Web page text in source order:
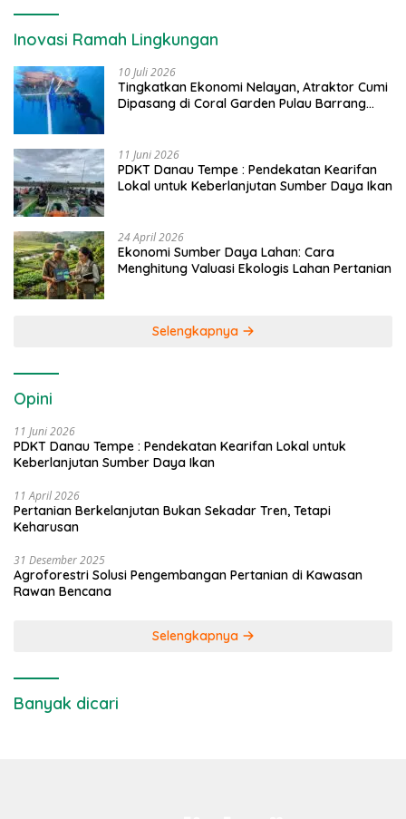
Inovasi Ramah Lingkungan
10 Juli 2026
Tingkatkan Ekonomi Nelayan, Atraktor Cumi
Dipasang di Coral Garden Pulau Barrang
11 Juni 2026
PDKT Danau Tempe : Pendekatan Kearifan
Lokal untuk Keberlanjutan Sumber Daya Ikan
24 April 2026
Ekonomi Sumber Daya Lahan: Cara
Menghitung Valuasi Ekologis Lahan Pertanian
Selengkapnya
Opini
11 Juni 2026
PDKT Danau Tempe : Pendekatan Kearifan Lokal untuk
Keberlanjutan Sumber Daya Ikan
11 April 2026
Pertanian Berkelanjutan Bukan Sekadar Tren, Tetapi
Keharusan
31 Desember 2025
Agroforestri Solusi Pengembangan Pertanian di Kawasan
Rawan Bencana
Selengkapnya
Banyak dicari